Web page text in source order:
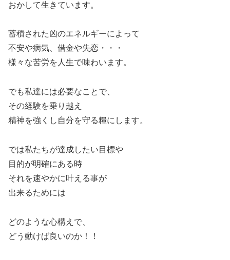
おかして生きています。
蓄積された凶のエネルギーによって
不安や病気、借金や失恋・・・
様々な苦労を人生で味わいます。
でも私達には必要なことで、
その経験を乗り越え
精神を強くし自分を守る糧にします。
では私たちが達成したい目標や
目的が明確にある時
それを速やかに叶える事が
出来るためには
どのような心構えで、
どう動けば良いのか！！